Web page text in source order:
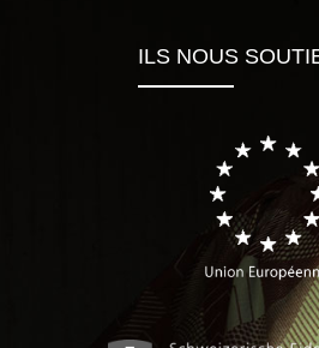
ILS NOUS